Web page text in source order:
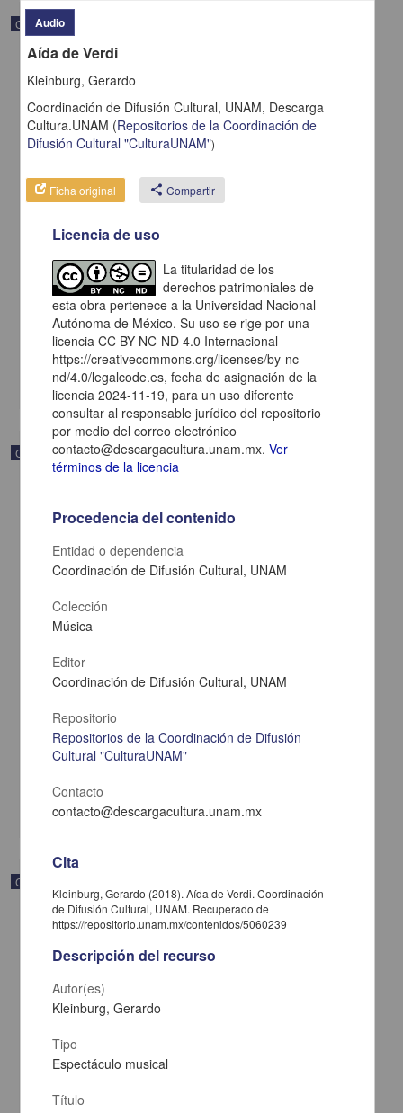
Correspondencia postal
Carta de H. C. Pitman a Francisco I. Madero en la que le solicita
una fotografía
Pitman, H. C.
[sin fecha]
Multidisciplina
Correspondencia postal
Carta de Zeferino Pérez, el general Antonio Rábago se encuentra
en la ranchería de Samalayuca
Pérez, Zeferino
Correspondencia postal
Audio
Aída de Verdi
Kleinburg, Gerardo
Coordinación de Difusión Cultural, UNAM, Descarga
Cultura.UNAM (Repositorios de la Coordinación de
Difusión Cultural "CulturaUNAM")
Ficha original share Compartir
Licencia de uso
La titularidad de los
derechos patrimoniales de
esta obra pertenece a la Universidad Nacional
Autónoma de México. Su uso se rige por una
licencia CC BY-NC-ND 4.0 Internacional
https://creativecommons.org/licenses/by-nc-
nd/4.0/legalcode.es, fecha de asignación de la
licencia 2024-11-19, para un uso diferente
consultar al responsable jurídico del repositorio
por medio del correo electrónico
contacto@descargacultura.unam.mx.Ver
términos de la licencia
Procedencia del contenido
Entidad o dependencia
Coordinación de Difusión Cultural, UNAM
Colección
Música
Editor
Coordinación de Difusión Cultural, UNAM
Repositorio
Repositorios de la Coordinación de Difusión
Cultural "CulturaUNAM"
Contacto
contacto@descargacultura.unam.mx
Cita
Kleinburg, Gerardo (2018). Aída de Verdi. Coordinación
de Difusión Cultural, UNAM. Recuperado de
https://repositorio.unam.mx/contenidos/5060239
Descripción del recurso
Autor(es)
Kleinburg, Gerardo
Tipo
Espectáculo musical
Título